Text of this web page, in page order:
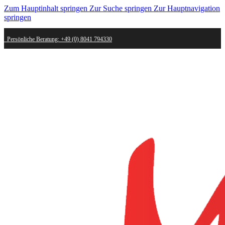
Zum Hauptinhalt springen Zur Suche springen Zur Hauptnavigation
springen
Persönliche Beratung: +49 (0) 8041 794330